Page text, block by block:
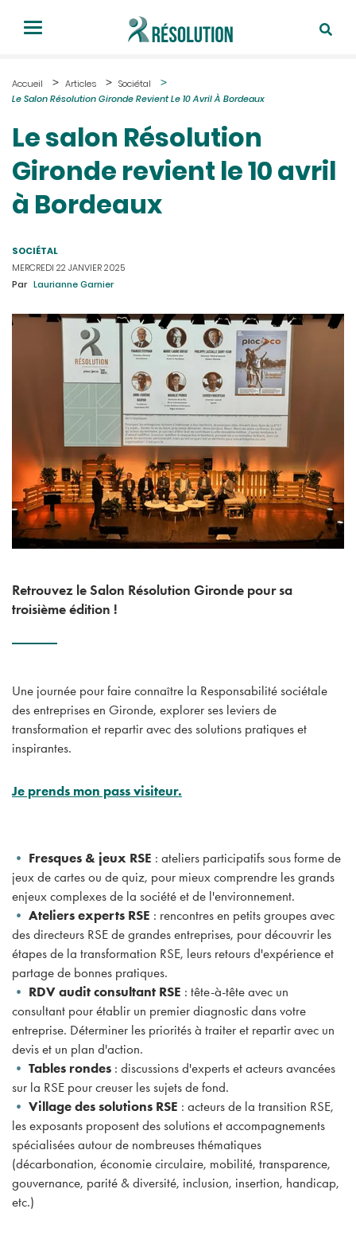
Accueil Articles
Sociétal
Le Salon Résolution Gironde Revient Le 10 Avril À Bordeaux
Le salon Résolution
Gironde revient le 10 avril
à Bordeaux
SOCIÉTAL
MERCREDI 22 JANVIER 2025
Par Laurianne Garnier
Retrouvez le Salon Résolution Gironde pour sa
troisième édition !
Une journée pour faire connaître la Responsabilité sociétale
des entreprises en Gironde, explorer ses leviers de
transformation et repartir avec des solutions pratiques et
inspirantes.
Je prends mon pass visiteur.
• Fresques & jeux RSE : ateliers participatifs sous forme de
jeux de cartes ou de quiz, pour mieux comprendre les grands
enjeux complexes de la société et de l'environnement.
• Ateliers experts RSE : rencontres en petits groupes avec
des directeurs RSE de grandes entreprises, pour découvrir les
étapes de la transformation RSE, leurs retours d'expérience et
partage de bonnes pratiques.
• RDV audit consultant RSE : tête-à-tête avec un
consultant pour établir un premier diagnostic dans votre
entreprise. Déterminer les priorités à traiter et repartir avec un
devis et un plan d'action.
• Tables rondes : discussions d'experts et acteurs avancées
sur la RSE pour creuser les sujets de fond.
• Village des solutions RSE : acteurs de la transition RSE,
les exposants proposent des solutions et accompagnements
spécialisées autour de nombreuses thématiques
(décarbonation, économie circulaire, mobilité, transparence,
gouvernance, parité & diversité, inclusion, insertion, handicap,
etc.)